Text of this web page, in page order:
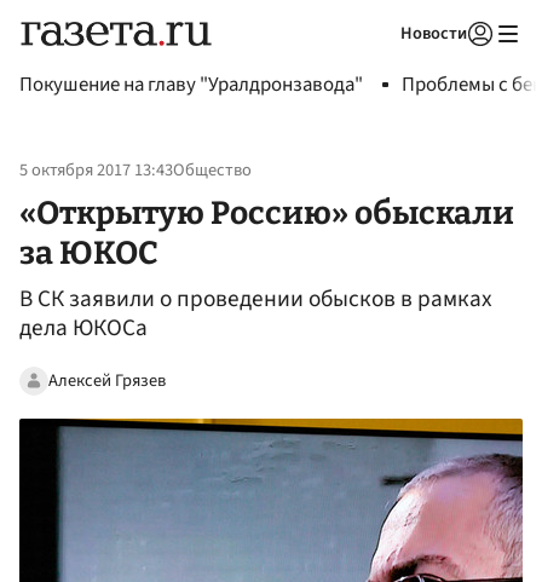
Новости
Покушение на главу "Уралдронзавода" Проблемы с
5 октября 2017 13:43Общество
«Открытую Россию» обыскали
за ЮКОС
В СК заявили о проведении обысков в рамках
дела ЮКОСа‍
Алексей Грязев